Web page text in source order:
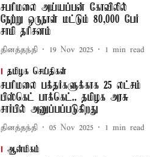
சபரிமலை அய்யப்பன் கோவிலில்
நேற்று ஒருநாள் மட்டும் 80,000 பேர்
சாமி தரிசனம்
தினத்தந்தி 19 Nov 2025 1 min read
தமிழக செய்திகள்
சபரிமலை பக்தர்களுக்காக 25 லட்சம்
பிஸ்கெட் பாக்கெட்.. தமிழக அரசு
சார்பில் அனுப்பப்படுகிறது
தினத்தந்தி 05 Nov 2025 1 min read
ஆன்மிகம்